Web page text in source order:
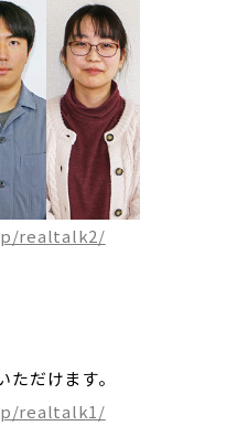
realtalk2/
だけます。
realtalk1/